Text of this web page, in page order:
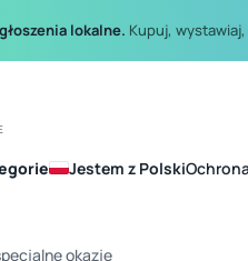
lokalne. Kupuj,
Jestem z Polski